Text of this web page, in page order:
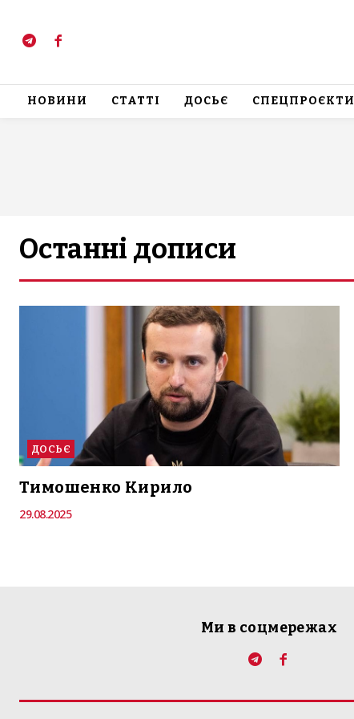
НОВИНИ СТАТТІ ДОСЬЄ СПЕЦПРОЄКТИ
Останні дописи
ДОСЬЄ
Тимошенко Кирило
29.08.2025
Ми в соцмережах